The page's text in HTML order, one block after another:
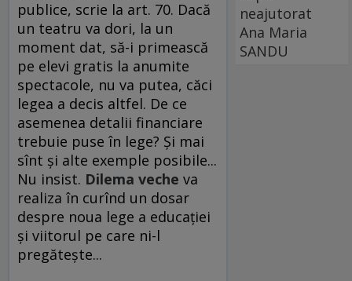
publice, scrie la art. 70. Dacă
un teatru va dori, la un
moment dat, să-i primească
pe elevi gratis la anumite
spectacole, nu va putea, căci
legea a decis altfel. De ce
asemenea detalii financiare
trebuie puse în lege? Şi mai
sînt şi alte exemple posibile...
Nu insist. Dilema veche va
realiza în curînd un dosar
despre noua lege a educaţiei
şi viitorul pe care ni-l
pregăteşte...
neajutorat
Ana Maria
SANDU